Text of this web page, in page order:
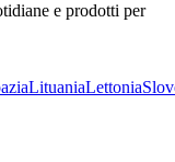
e prodotti per
LituaniaLettonia